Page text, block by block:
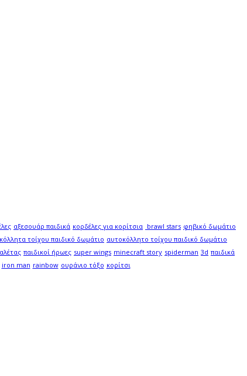
αξεσουάρ παιδικά κορδέλες για κορίτσια brawl stars φηβικό δωμάτιο
τοίχου παιδικό δωμάτιο αυτοκόλλητο τοίχου παιδικό δωμάτιο
παιδικοί ήρωες super wings minecraft story spiderman 3d παιδικά
iron man rainbow ουράνιο τόξο κορίτσι